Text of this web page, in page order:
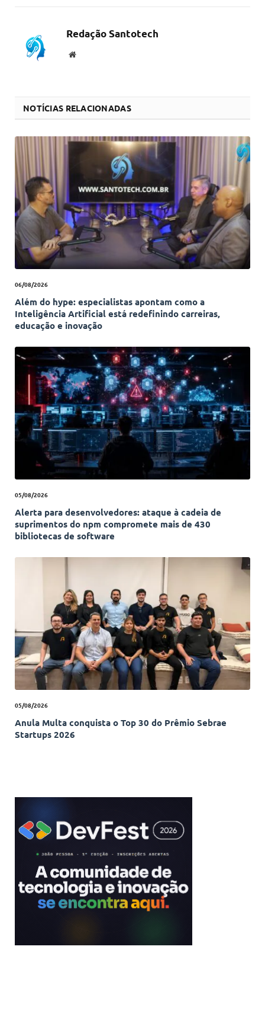
Redação Santotech
Website
NOTÍCIAS RELACIONADAS
06/08/2026
Além do hype: especialistas apontam como a
Inteligência Artificial está redefinindo carreiras,
educação e inovação
05/08/2026
Alerta para desenvolvedores: ataque à cadeia de
suprimentos do npm compromete mais de 430
bibliotecas de software
05/08/2026
Anula Multa conquista o Top 30 do Prêmio Sebrae
Startups 2026